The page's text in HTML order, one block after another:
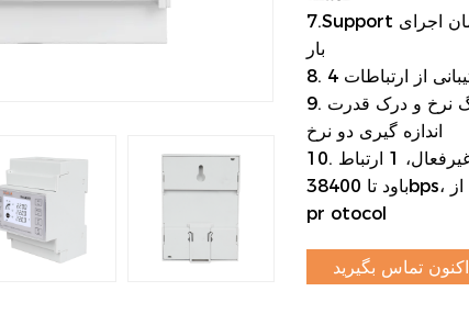
7.Support زمان بندی دوگانه زمان راه اندازی متر و زمان اجرای
بار
9. پشتیبانی از دسترسی به دو سیگنال سوئیچینگ نرخ و درک قدرت
اندازه گیری دو نرخ
10. پشتیبانی از 1 خروجی پالس غیرفعال، 1 ارتباط RS485، نرخ
باود تا 38400bps، پشتیبانی از Modbus RTU، DL/T645-2007
pr otocol
اکنون تماس بگیرید